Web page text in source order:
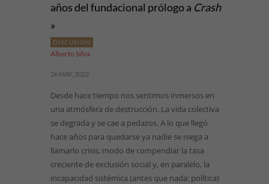
años del fundacional prólogo a Crash
»
DISCUSIÓN
Alberto Silva
26 MAY, 2022
Desde hace tiempo nos sentimos inmersos en
una atmósfera de destrucción. La vida colectiva
se degrada y se cae a pedazos. A lo que llegó
hace años para quedarse ya nadie se niega a
llamarlo crisis, modo de compendiar la tasa
creciente de exclusión social y, en paralelo, la
incapacidad sistémica (antes que nada: política)